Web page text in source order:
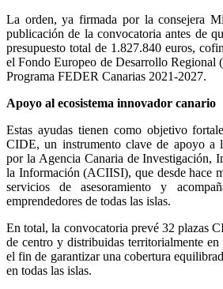
La orden, ya firmada por la consejera
publicación de la convocatoria antes de
presupuesto total de 1.827.840 euros,
el Fondo Europeo de Desarrollo Regional
Programa FEDER Canarias 2021-2027.
Apoyo al ecosistema innovador canario
Estas ayudas tienen como objetivo
CIDE, un instrumento clave de apoyo a
por la Agencia Canaria de Investigación,
la Información (ACIISI), que desde hace
servicios de asesoramiento y
emprendedores de todas las islas.
En total, la convocatoria prevé 32 plazas
de centro y distribuidas territorialmente
el fin de garantizar una cobertura
en todas las islas.